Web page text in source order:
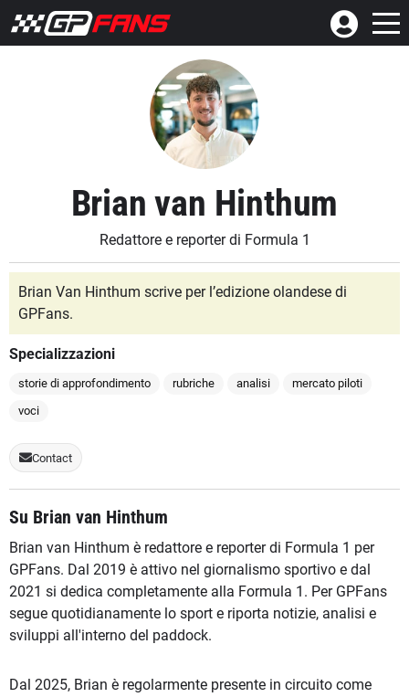
Brian van Hinthum
Redattore e reporter di Formula 1
Brian Van Hinthum scrive per l’edizione olandese di
GPFans.
Specializzazioni
storie di approfondimento rubriche analisi
mercato piloti
voci
Contact
Su Brian van Hinthum
Brian van Hinthum è redattore e reporter di Formula 1 per
GPFans. Dal 2019 è attivo nel giornalismo sportivo e dal
2021 si dedica completamente alla Formula 1. Per GPFans
segue quotidianamente lo sport e riporta notizie, analisi e
sviluppi all'interno del paddock.
Dal 2025, Brian è regolarmente presente in circuito come